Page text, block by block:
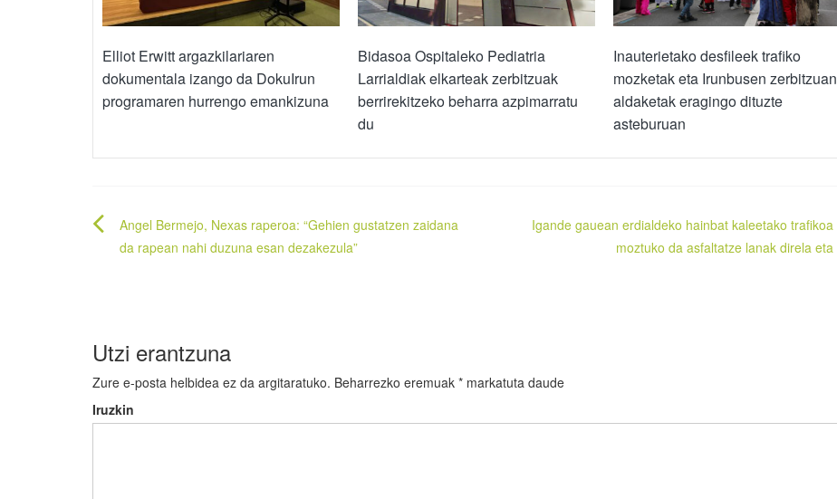
Elliot Erwitt argazkilariaren
dokumentala izango da DokuIrun
programaren hurrengo emankizuna
Bidasoa Ospitaleko Pediatria
Larrialdiak elkarteak zerbitzuak
berrirekitzeko beharra azpimarratu
du
Inauterietako desfileek trafiko
mozketak eta Irunbusen zerbitzuan
aldaketak eragingo dituzte
asteburuan
Bidalketetan
zehar
Angel Bermejo, Nexas raperoa: “Gehien gustatzen zaidana
da rapean nahi duzuna esan dezakezula”
Igande gauean erdialdeko hainbat kaleetako trafikoa
moztuko da asfaltatze lanak direla eta
Utzi erantzuna
Zure e-posta helbidea ez da argitaratuko. Beharrezko eremuak * markatuta daude
Iruzkin